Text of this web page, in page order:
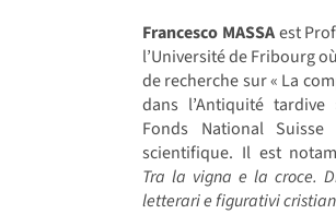
Francesco MASSAest
l’Université de Fribourg
de recherche sur « La
dans l’Antiquité
Fonds National
scientifique. Il est
Tra la vigna e la croce.
letterari e figurativi